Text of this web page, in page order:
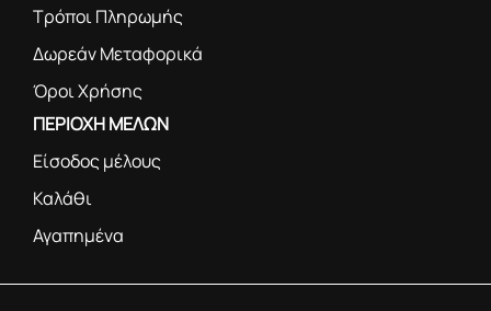
Τρόποι Πληρωμής
Δωρεάν Μεταφορικά
Όροι Χρήσης
ΠΕΡΙΟΧΗ ΜΕΛΩΝ
Είσοδος μέλους
Καλάθι
Αγαπημένα